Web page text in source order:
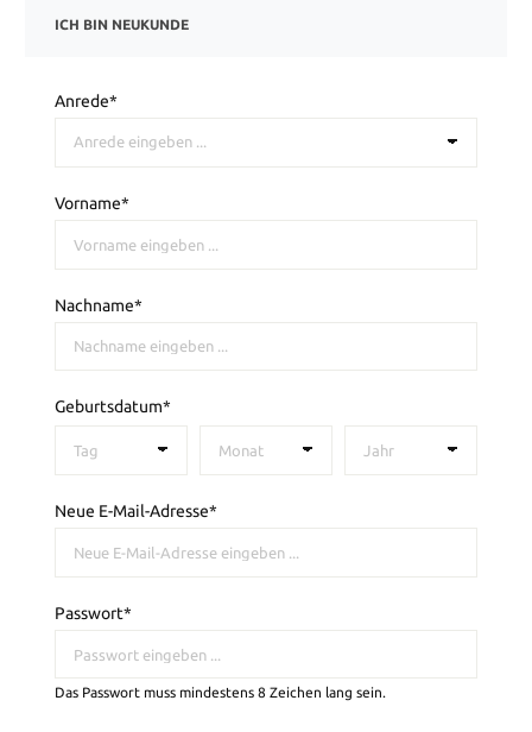
ICH BIN NEUKUNDE
Anrede*
Vorname*
Nachname*
Geburtsdatum*
Neue E-Mail-Adresse*
Passwort*
Das Passwort muss mindestens 8 Zeichen lang sein.